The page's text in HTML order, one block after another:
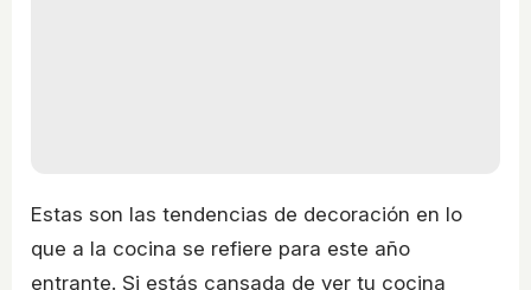
Estas son las tendencias de decoración en lo
que a la cocina se refiere para este año
entrante. Si estás cansada de ver tu cocina